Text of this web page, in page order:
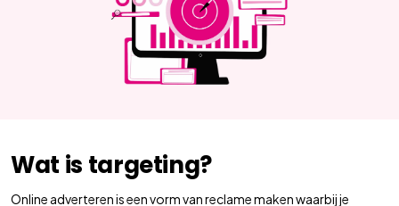
Wat is targeting?
Online adverteren is een vorm van reclame maken waarbij je